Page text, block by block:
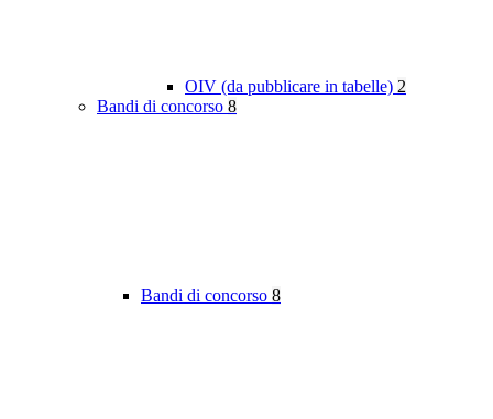
OIV (da pubblicare in tabelle) 2
Bandi di concorso 8
Bandi di concorso 8